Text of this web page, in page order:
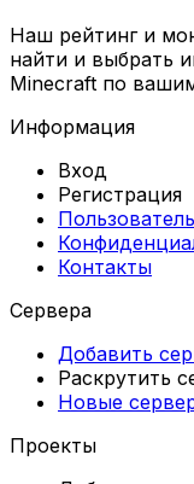
Наш рейтинг и
найти и выбрать
Minecraft по
Информация
Вход
Регистрация
Контакты
Сервера
Добавить
Раскрутить
Новые
Проекты